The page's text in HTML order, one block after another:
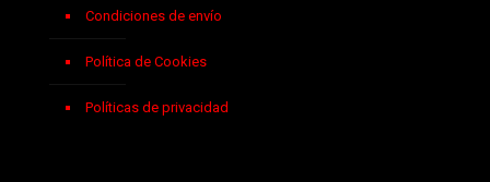
Condiciones de envío
Política de Cookies
Políticas de privacidad